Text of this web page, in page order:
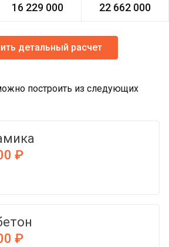
16 229 000 22 662 000
детальный расчет
построить из следующих
₽
₽